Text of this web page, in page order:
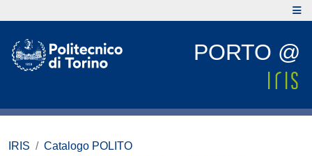
PORTO @
IRIS
Catalogo POLITO